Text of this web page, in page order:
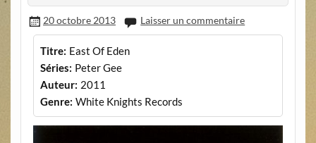
20 octobre 2013 Laisser un commentaire
Titre: East Of Eden
Séries: Peter Gee
Auteur: 2011
Genre: White Knights Records